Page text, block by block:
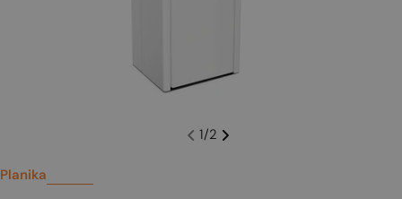
1/2
Planika